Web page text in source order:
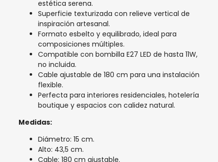
estética serena.
Superficie texturizada con relieve vertical de
inspiración artesanal.
Formato esbelto y equilibrado, ideal para
composiciones múltiples.
Compatible con bombilla E27 LED de hasta 11W,
no incluida.
Cable ajustable de 180 cm para una instalación
flexible.
Perfecta para interiores residenciales, hotelería
boutique y espacios con calidez natural.
Medidas:
Diámetro: 15 cm.
Alto: 43,5 cm.
Cable: 180 cm ajustable.